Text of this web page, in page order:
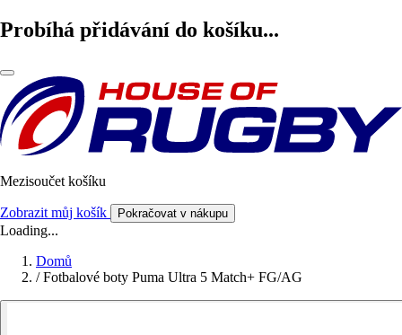
Probíhá přidávání do košíku...
Mezisoučet košíku
Zobrazit můj košík Pokračovat v nákupu
Loading...
Domů
/ Fotbalové boty Puma Ultra 5 Match+ FG/AG